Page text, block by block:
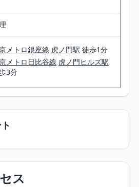
メトロ銀座線 虎ノ門駅 徒歩1分
メトロ日比谷線 虎ノ門ヒルズ駅
3分
ス